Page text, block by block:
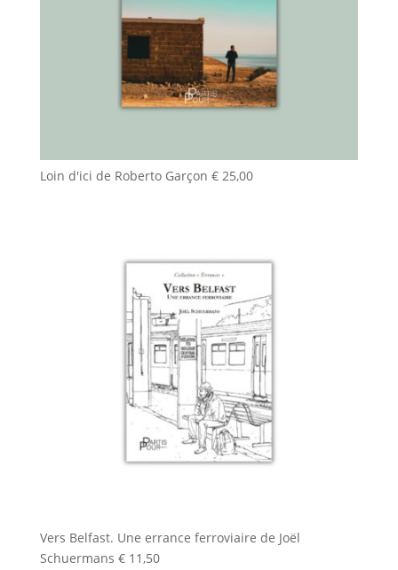
Loin d'ici de Roberto Garçon €25,00
Vers Belfast. Une errance ferroviaire de Joël
Schuermans €11,50